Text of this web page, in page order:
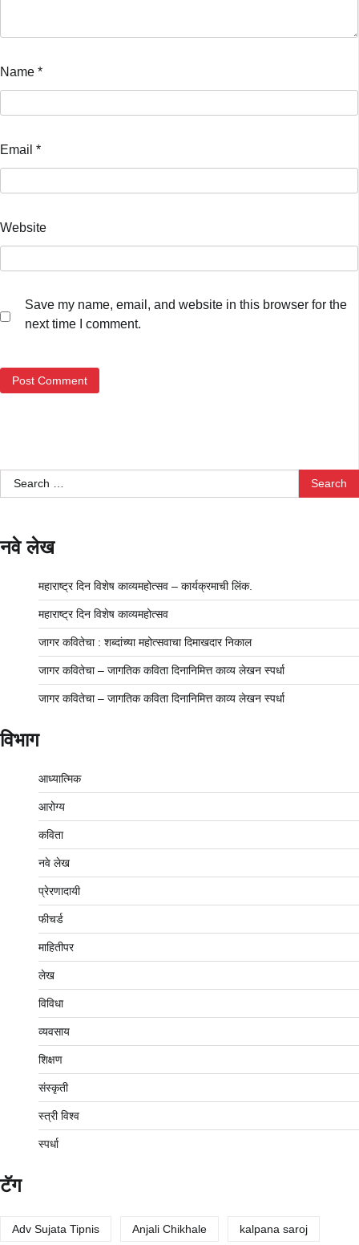
Name *
Email *
Website
Save my name, email, and website in this browser for the
next time I comment.
Search
for:
नवे लेख
महाराष्ट्र दिन विशेष काव्यमहोत्सव – कार्यक्रमाची लिंक.
महाराष्ट्र दिन विशेष काव्यमहोत्सव
जागर कवितेचा : शब्दांच्या महोत्सवाचा दिमाखदार निकाल
जागर कवितेचा – जागतिक कविता दिनानिमित्त काव्य लेखन स्पर्धा
जागर कवितेचा – जागतिक कविता दिनानिमित्त काव्य लेखन स्पर्धा
विभाग
आध्यात्मिक
आरोग्य
कविता
नवे लेख
प्रेरणादायी
फीचर्ड
माहितीपर
लेख
विविधा
व्यवसाय
शिक्षण
संस्कृती
स्त्री विश्व
स्पर्धा
टॅग
Adv Sujata Tipnis Anjali Chikhale kalpana saroj